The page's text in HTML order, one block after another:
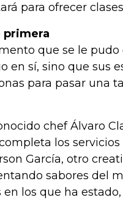
para ofrecer
primera
que se le pudo
en sí, sino que sus
para pasar una
chef Álvaro
los
García, otro
sabores del
los que ha